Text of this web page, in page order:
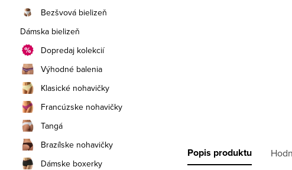
Bezšvová bielizeň
Dámska bielizeň
Dopredaj kolekcií
Výhodné balenia
Klasické nohavičky
Francúzske nohavičky
Tangá
Brazílske nohavičky
Dámske boxerky
Popis produktu